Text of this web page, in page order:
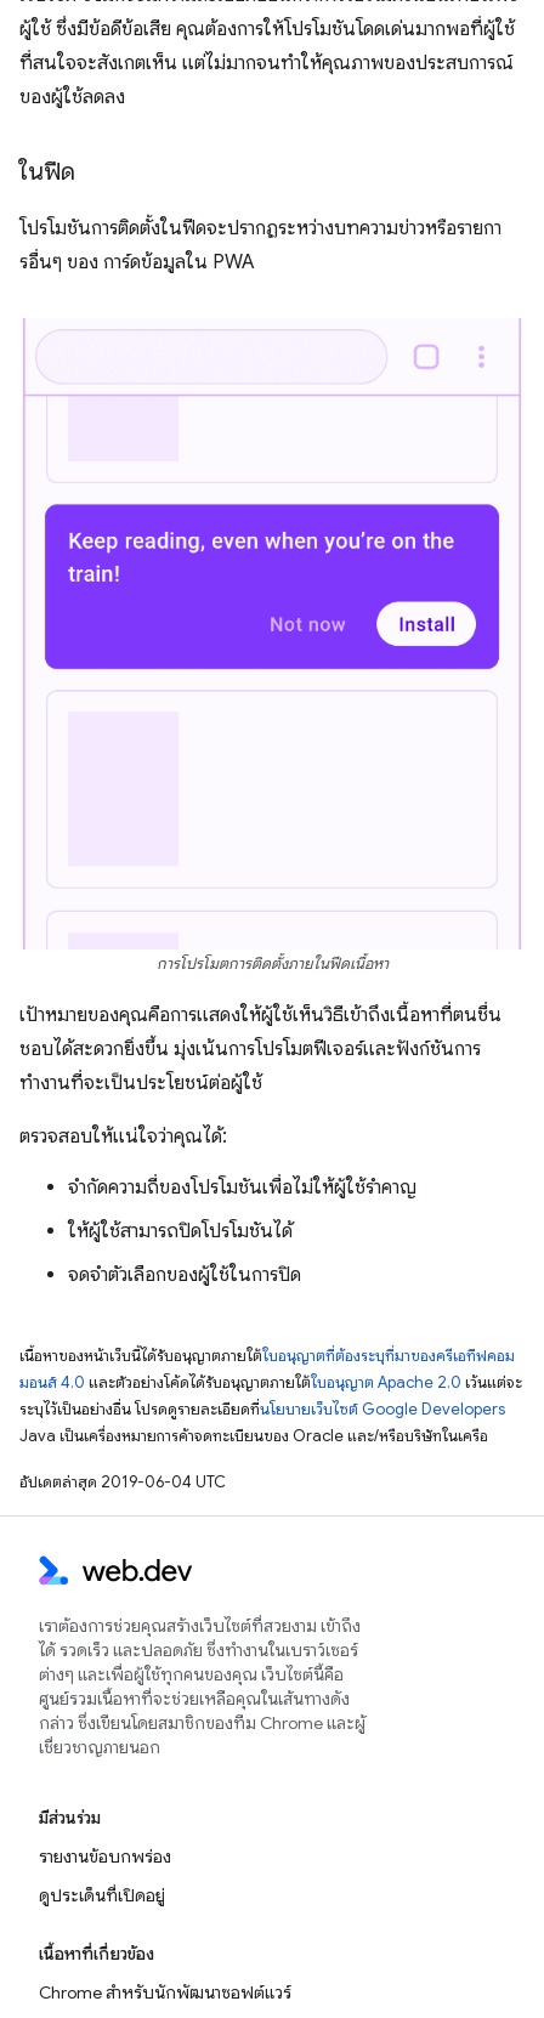
ผู้ใช้ ซึ่งมีข้อดีข้อเสีย คุณต้องการให้โปรโมชันโดดเด่นมากพอที่ผู้ใช้
ที่สนใจจะสังเกตเห็น แต่ไม่มากจนทำให้คุณภาพของประสบการณ์
ของผู้ใช้ลดลง
ในฟีด
โปรโมชันการติดตั้งในฟีดจะปรากฏระหว่างบทความข่าวหรือรายกา
รอื่นๆ ของ การ์ดข้อมูลใน PWA
การโปรโมตการติดตั้งภายในฟีดเนื้อหา
เป้าหมายของคุณคือการแสดงให้ผู้ใช้เห็นวิธีเข้าถึงเนื้อหาที่ตนชื่น
ชอบได้สะดวกยิ่งขึ้น มุ่งเน้นการโปรโมตฟีเจอร์และฟังก์ชันการ
ทำงานที่จะเป็นประโยชน์ต่อผู้ใช้
ตรวจสอบให้แน่ใจว่าคุณได้:
จำกัดความถี่ของโปรโมชันเพื่อไม่ให้ผู้ใช้รำคาญ
ให้ผู้ใช้สามารถปิดโปรโมชันได้
จดจำตัวเลือกของผู้ใช้ในการปิด
เนื้อหาของหน้าเว็บนี้ได้รับอนุญาตภายใต้ใบอนุญาตที่ต้องระบุที่มาของครีเอทีฟคอม
มอนส์ 4.0 และตัวอย่างโค้ดได้รับอนุญาตภายใต้ใบอนุญาต Apache 2.0 เว้นแต่จะ
ระบุไว้เป็นอย่างอื่น โปรดดูรายละเอียดที่นโยบายเว็บไซต์ Google Developers
Java เป็นเครื่องหมายการค้าจดทะเบียนของ Oracle และ/หรือบริษัทในเครือ
อัปเดตล่าสุด 2019-06-04 UTC
เราต้องการช่วยคุณสร้างเว็บไซต์ที่สวยงาม เข้าถึง
ได้ รวดเร็ว และปลอดภัย ซึ่งทำงานในเบราว์เซอร์
ต่างๆ และเพื่อผู้ใช้ทุกคนของคุณ เว็บไซต์นี้คือ
ศูนย์รวมเนื้อหาที่จะช่วยเหลือคุณในเส้นทางดัง
กล่าว ซึ่งเขียนโดยสมาชิกของทีม Chrome และผู้
เชี่ยวชาญภายนอก
มีส่วนร่วม
รายงานข้อบกพร่อง
ดูประเด็นที่เปิดอยู่
เนื้อหาที่เกี่ยวข้อง
Chrome สำหรับนักพัฒนาซอฟต์แวร์